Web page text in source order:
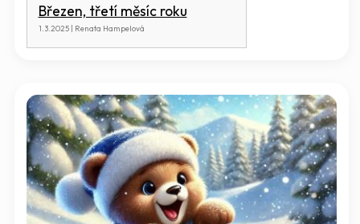
Březen, třetí měsíc roku
1.3.2025 | Renata Hampelová